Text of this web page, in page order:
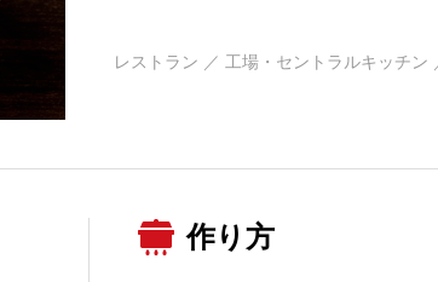
レストラン ／ 工場・セントラルキッチン
作り方